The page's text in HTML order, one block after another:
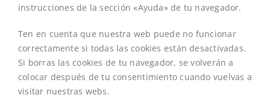
instrucciones de la sección «Ayuda» de tu navegador.
Ten en cuenta que nuestra web puede no funcionar
correctamente si todas las cookies están desactivadas.
Si borras las cookies de tu navegador, se volverán a
colocar después de tu consentimiento cuando vuelvas a
visitar nuestras webs.